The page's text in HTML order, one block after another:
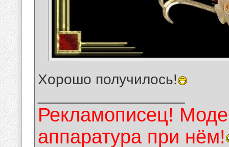
Хорошо получилось!
Рекламописец!
аппаратура при нём!